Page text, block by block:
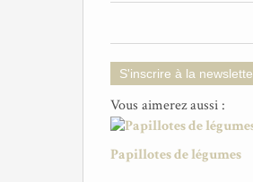
S'inscrire à la
Vous aimerez aussi :
Papillotes de légumes